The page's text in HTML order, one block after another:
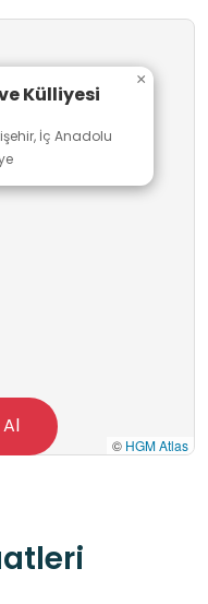
Öğrenciler
zenginleştirme
Külliyesi
İç Anadolu
×
© HGM Atlas